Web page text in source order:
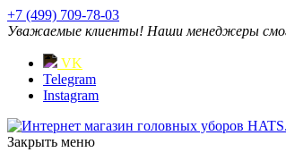
+7 (499) 709-78-03
Уважаемые клиенты! Наши менеджеры
VK
Telegram
Instagram
Закрыть меню